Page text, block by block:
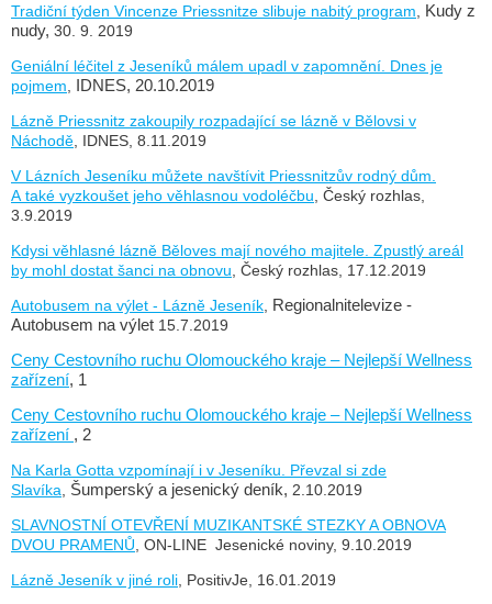
Tradiční týden Vincenze Priessnitze slibuje nabitý program
Kudy z
nudy, 30. 9. 2019
Geniální léčitel z Jeseníků málem upadl v zapomnění. Dnes je
pojmem
IDNES, 20.10.2019
Lázně Priessnitz zakoupily rozpadající se lázně v Bělovsi v
Náchodě , IDNES, 8.11.2019
V Lázních Jeseníku můžete navštívit Priessnitzův rodný dům.
A také vyzkoušet jeho věhlasnou vodoléčbu , Český rozhlas,
3.9.2019
Kdysi věhlasné lázně Běloves mají nového majitele. Zpustlý areál
by mohl dostat šanci na obnovu , Český rozhlas, 17.12.2019
Autobusem na výlet - Lázně Jeseník Regionalnitelevize -
Autobusem na výlet 15.7.2019
Ceny Cestovního ruchu Olomouckého kraje – Nejlepší Wellness
zařízení, 1
Ceny Cestovního ruchu Olomouckého kraje – Nejlepší Wellness
zařízení , 2
Na Karla Gotta vzpomínají i v Jeseníku. Převzal si zde
Slavíka
Šumperský a jesenický deník, 2.10.2019
SLAVNOSTNÍ OTEVŘENÍ MUZIKANTSKÉ STEZKY A OBNOVA
DVOU PRAMENŮ , ON-LINE Jesenické noviny, 9.10.2019
Lázně Jeseník v jiné roli , PositivJe, 16.01.2019